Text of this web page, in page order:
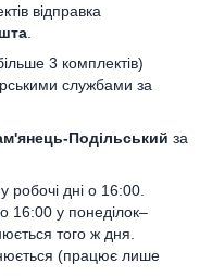
відправка
3 комплектів)
службами за
Подільський за
робочі дні о 16:00.
у понеділок–
того ж дня.
(працює лише